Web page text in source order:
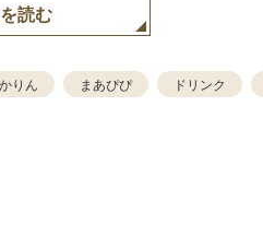
読む
りん まあぴぴ ドリンク